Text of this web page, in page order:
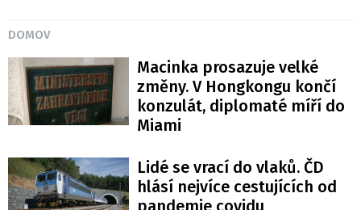
DOMOV
Macinka prosazuje velké
změny. V Hongkongu končí
konzulát, diplomaté míří do
Miami
Lidé se vrací do vlaků. ČD
hlásí nejvíce cestujících od
pandemie covidu